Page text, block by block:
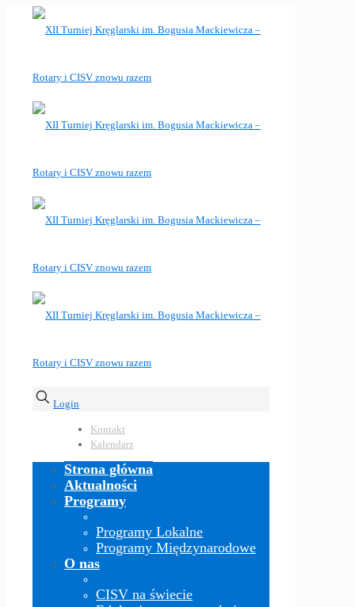
Login
Kontakt
Kalendarz
Strona główna
Aktualności
Programy
Programy Lokalne
Programy Międzynarodowe
O nas
CISV na świecie